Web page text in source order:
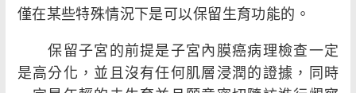
僅在某些特殊情況下是可以保留生育功能的。
保留子宮的前提是子宮內膜癌病理檢查一定
是高分化，並且沒有任何肌層浸潤的證據，同時